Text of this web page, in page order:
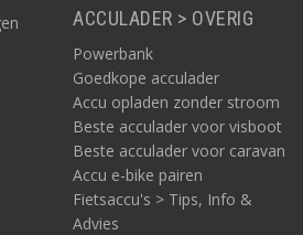
ACCULADER > OVERIG
Powerbank
Goedkope acculader
Accu opladen zonder stroom
Beste acculader voor visboot
Beste acculader voor caravan
Accu e-bike pairen
Fietsaccu's > Tips, Info &
Advies